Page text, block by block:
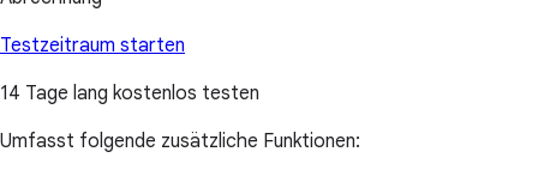
Testzeitraum starten
14 Tage lang kostenlos testen
Umfasst folgende zusätzliche Funktionen: